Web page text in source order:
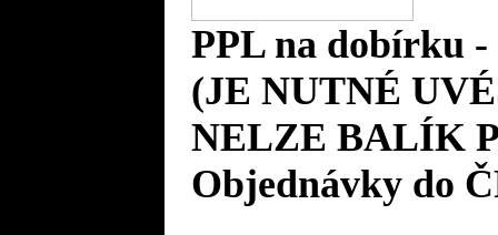
PPL na dobírku
(JE NUTNÉ
NELZE BALÍK
Objednávky do